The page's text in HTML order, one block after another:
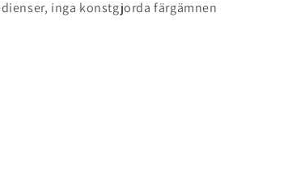
inga konstgjorda färgämnen